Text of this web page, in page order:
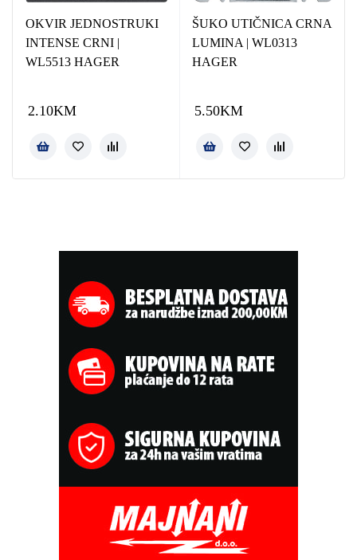
OKVIR JEDNOSTRUKI
INTENSE CRNI |
WL5513 HAGER
2.10KM
ŠUKO UTIČNICA CRNA
LUMINA | WL0313
HAGER
5.50KM